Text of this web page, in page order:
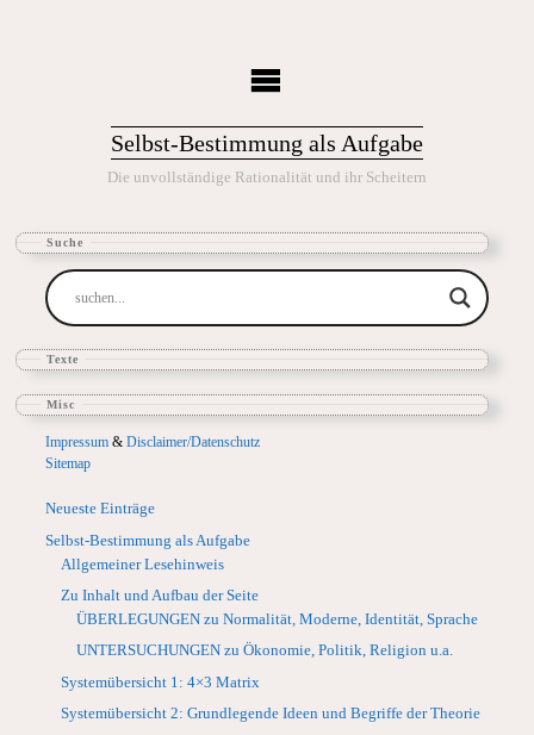
Selbst-Bestimmung als Aufgabe
Die unvollständige Rationalität und ihr Scheitern
Suche
Texte
Misc
Impressum &Disclaimer/Datenschutz
Sitemap
Neueste Einträge
Selbst-Bestimmung als Aufgabe
Allgemeiner Lesehinweis
Zu Inhalt und Aufbau der Seite
ÜBERLEGUNGEN zu Normalität, Moderne, Identität, Sprache
UNTERSUCHUNGEN zu Ökonomie, Politik, Religion u.a.
Systemübersicht 1: 4×3 Matrix
Systemübersicht 2: Grundlegende Ideen und Begriffe der Theorie